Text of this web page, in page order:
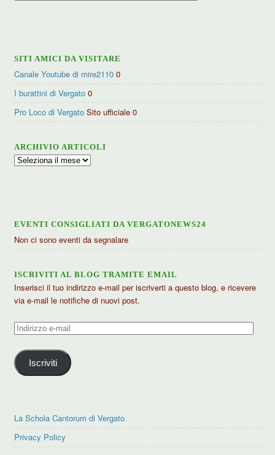
SITI AMICI DA VISITARE
Canale Youtube di mire2110 0
I burattini di Vergato 0
Pro Loco di Vergato Sito ufficiale 0
ARCHIVIO ARTICOLI
Archivio
EVENTI CONSIGLIATI DA VERGATONEWS24
Non ci sono eventi da segnalare
ISCRIVITI AL BLOG TRAMITE EMAIL
Inserisci il tuo indirizzo e-mail per iscriverti a questo blog, e ricevere
via e-mail le notifiche di nuovi post.
Indirizzo
mail
Iscriviti
La Schola Cantorum di Vergato
Privacy Policy